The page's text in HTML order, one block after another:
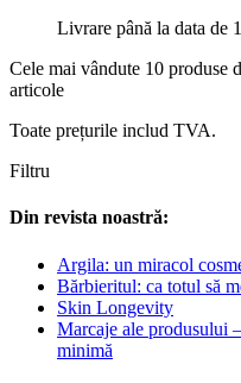
Livrare până la data de
Cele mai vândute 10 produse
articole
Toate prețurile includ TVA.
Filtru
Din revista noastră:
Argila: un miracol
Bărbieritul: ca totul să
Skin Longevity
Marcaje ale produsului
minimă